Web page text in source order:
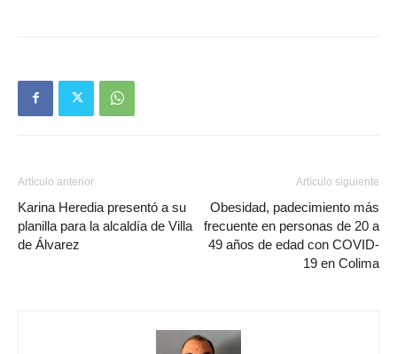
Artículo anterior
Karina Heredia presentó a su
planilla para la alcaldía de Villa
de Álvarez
Artículo siguiente
Obesidad, padecimiento más
frecuente en personas de 20 a
49 años de edad con COVID-
19 en Colima